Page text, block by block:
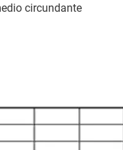
circundante